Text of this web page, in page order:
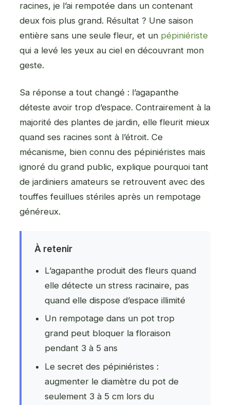
racines, je l’ai rempotée dans un contenant
deux fois plus grand. Résultat ? Une saison
entière sans une seule fleur, et un pépiniériste
qui a levé les yeux au ciel en découvrant mon
geste.
Sa réponse a tout changé : l’agapanthe
déteste avoir trop d’espace. Contrairement à la
majorité des plantes de jardin, elle fleurit mieux
quand ses racines sont à l’étroit. Ce
mécanisme, bien connu des pépiniéristes mais
ignoré du grand public, explique pourquoi tant
de jardiniers amateurs se retrouvent avec des
touffes feuillues stériles après un rempotage
généreux.
À retenir
L’agapanthe produit des fleurs quand
elle détecte un stress racinaire, pas
quand elle dispose d’espace illimité
Un rempotage dans un pot trop
grand peut bloquer la floraison
pendant 3 à 5 ans
Le secret des pépiniéristes :
augmenter le diamètre du pot de
seulement 3 à 5 cm lors du